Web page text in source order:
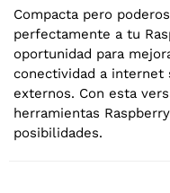
Compacta pero
perfectamente a tu
oportunidad para
conectividad a internet
externos. Con esta
herramientas
posibilidades.